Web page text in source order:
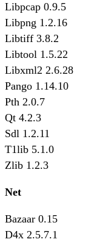
Libpcap 0.9.5
Libpng 1.2.16
Libtiff 3.8.2
Libtool 1.5.22
Libxml2 2.6.28
Pango 1.14.10
Pth 2.0.7
Qt 4.2.3
Sdl 1.2.11
T1lib 5.1.0
Zlib 1.2.3
Net
Bazaar 0.15
D4x 2.5.7.1